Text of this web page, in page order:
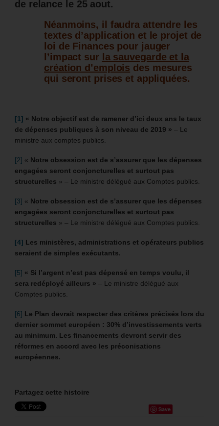
de relance le 25 aout.
Néanmoins, il faudra attendre les
textes d’application et le projet de
loi de Finances pour jauger
l’impact sur la sauvegarde et la
création d’emplois des mesures
qui seront prises et appliquées.
[1] « Notre objectif est de ramener d’ici deux ans le taux
de dépenses publiques à son niveau de 2019 » – Le
ministre aux comptes publics.
[2] « Notre obsession est de s’assurer que les dépenses
engagées seront conjoncturelles et surtout pas
structurelles » – Le ministre délégué aux Comptes publics.
[3] « Notre obsession est de s’assurer que les dépenses
engagées seront conjoncturelles et surtout pas
structurelles » – Le ministre délégué aux Comptes publics.
[4] Les ministères, administrations et opérateurs publics
seraient de simples exécutants.
[5] « Si l’argent n’est pas dépensé en temps voulu, il
sera redéployé ailleurs » – Le ministre délégué aux
Comptes publics.
[6] Le Plan devrait respecter des critères précisés lors du
dernier sommet européen : 30% d’investissements verts
au minimum. Les financements devront servir des
réformes en accord avec les préconisations
européennes.
Partagez cette histoire
Save